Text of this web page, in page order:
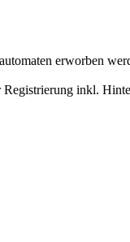
erworben
inkl.